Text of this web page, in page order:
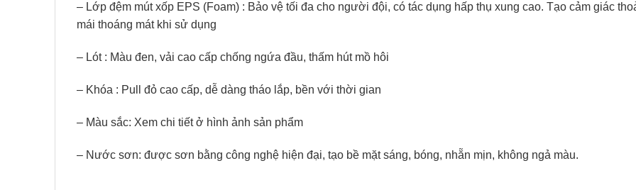
– Lớp đệm mút xốp EPS (Foam) : Bảo vệ tối đa cho người đội, có tác dụng hấp thụ xung cao. Tạo cảm giác
mái thoáng mát khi sử dụng
– Lót : Màu đen, vải cao cấp chống ngứa đầu, thấm hút mồ hôi
– Khóa : Pull đỏ cao cấp, dễ dàng tháo lắp, bền với thời gian
– Màu sắc: Xem chi tiết ở hình ảnh sản phẩm
– Nước sơn: được sơn bằng công nghệ hiện đại, tạo bề mặt sáng, bóng, nhẵn mịn, không ngả màu.